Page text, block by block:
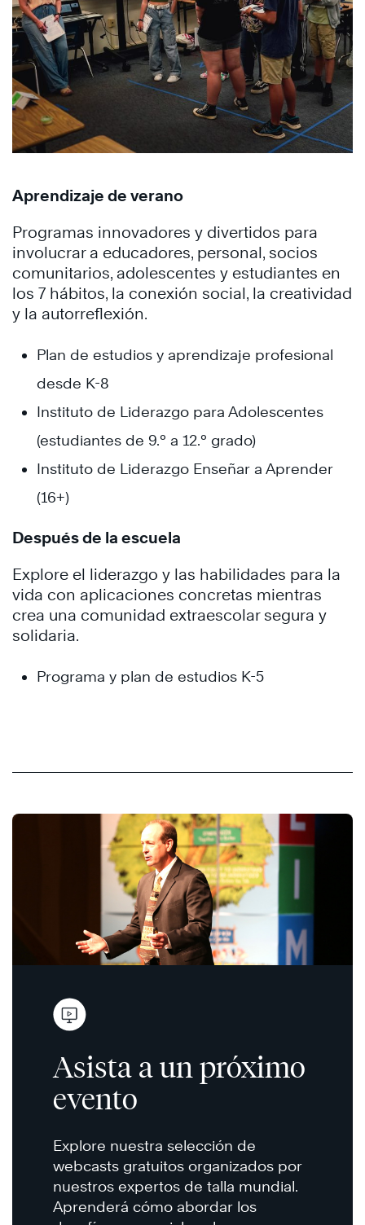
Aprendizaje de verano
Programas innovadores y divertidos para
involucrar a educadores, personal, socios
comunitarios, adolescentes y estudiantes en
los 7 hábitos, la conexión social, la creatividad
y la autorreflexión.
Plan de estudios y aprendizaje profesional
desde K-8
Instituto de Liderazgo para Adolescentes
(estudiantes de 9.º a 12.º grado)
Instituto de Liderazgo Enseñar a Aprender
(16+)
Después de la escuela
Explore el liderazgo y las habilidades para la
vida con aplicaciones concretas mientras
crea una comunidad extraescolar segura y
solidaria.
Programa y plan de estudios K-5
Asista a un próximo
evento
Explore nuestra selección de
webcasts gratuitos organizados por
nuestros expertos de talla mundial.
Aprenderá cómo abordar los